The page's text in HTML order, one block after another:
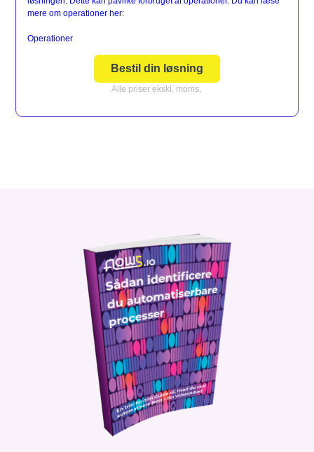
mere om operationer her:
Operationer
Bestil din løsning
Alle priser ekskl. moms.